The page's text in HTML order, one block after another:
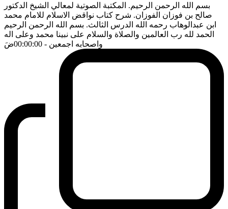
بسم الله الرحمن الرحيم. المكتبة الصوتية لمعالي الشيخ الدكتور
صالح بن فوزان الفوزان. شرح كتاب نواقض الاسلام للامام محمد
ابن عبدالوهاب رحمه الله الدرس الثالث. بسم الله الرحمن الرحيم
الحمد لله رب العالمين والصلاة والسلام على نبينا محمد وعلى اله
واصحابه اجمعين - 00:00:00 ضَ